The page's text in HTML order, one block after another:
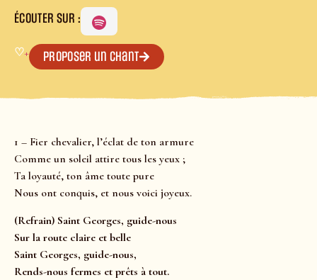
ÉCOUTER SUR :
♡+ Proposer un chant
1 – Fier chevalier, l’éclat de ton armure
Comme un soleil attire tous les yeux ;
Ta loyauté, ton âme toute pure
Nous ont conquis, et nous voici joyeux.
(Refrain) Saint Georges, guide-nous
Sur la route claire et belle
Saint Georges, guide-nous,
Rends-nous fermes et prêts à tout.